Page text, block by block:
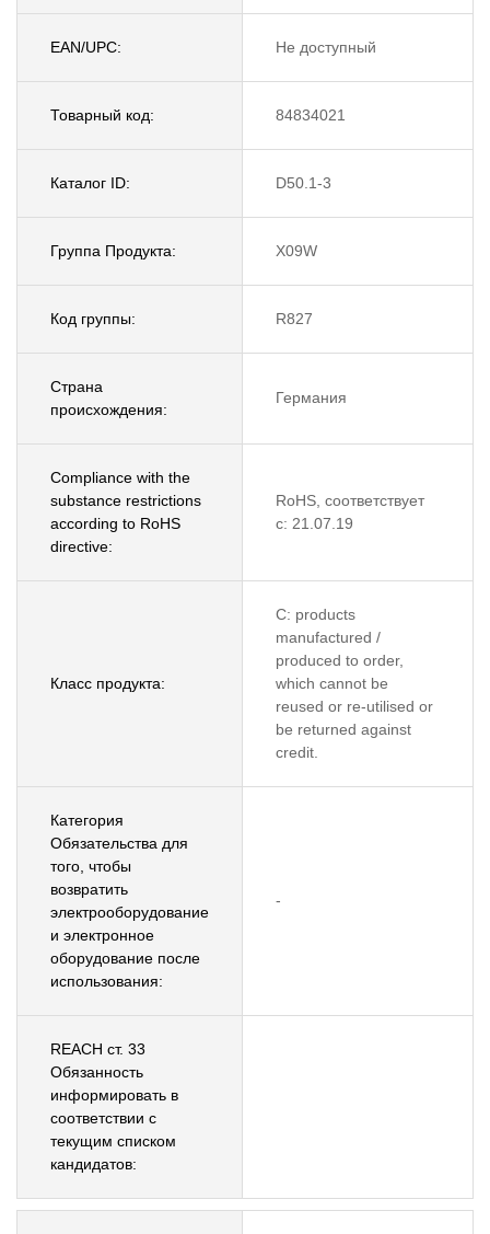
EAN/UPC: Не доступный
Товарный код: 84834021
Каталог ID: D50.1-3
Группа Продукта: X09W
Код группы: R827
Страна
происхождения:
Германия
Compliance with the
substance restrictions
according to RoHS
directive:
RoHS, соответствует
с: 21.07.19
Класс продукта:
C: products
manufactured /
produced to order,
which cannot be
reused or re-utilised or
be returned against
credit.
Категория
Обязательства для
того, чтобы
возвратить
электрооборудование
и электронное
оборудование после
использования:
-
REACH ст. 33
Обязанность
информировать в
соответствии с
текущим списком
кандидатов: